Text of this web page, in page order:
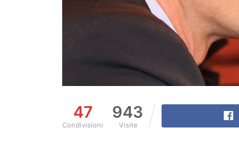
47
Condivisioni
943
Visite